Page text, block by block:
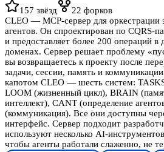
157 звёзд 22 форков
CLEO — MCP-сервер для оркестрации
агентов. Он спроектирован по CQRS-
и предоставляет более 200 операций в
доменах. Сервер решает проблему
вы возвращаетесь к проекту после
задачи, сессии, память и
капотом CLEO — шесть систем:
LOOM (жизненный цикл), BRAIN
интеллект), CANT (определение
(коммуникация). Все они доступны
интерфейс. Сервер подходит
используют несколько AI-
чтобы агенты работали слаженно, не